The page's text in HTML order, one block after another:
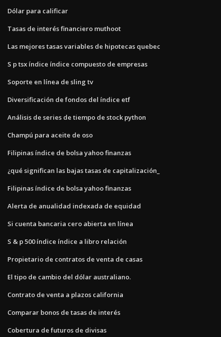
Dólar para calificar
Tasas de interés financiero muthoot
Las mejores tasas variables de hipotecas quebec
S p tsx índice índice compuesto de empresas
Soporte en línea de sling tv
Diversificación de fondos del índice etf
Análisis de series de tiempo de stock python
Champú para aceite de oso
Filipinas índice de bolsa yahoo finanzas
¿qué significan las bajas tasas de capitalización_
Filipinas índice de bolsa yahoo finanzas
Alerta de anualidad indexada de equidad
Si cuenta bancaria cero abierta en línea
S & p 500 índice índice a libro relación
Propietario de contratos de venta de casas
El tipo de cambio del dólar australiano.
Contrato de venta a plazos california
Comparar bonos de tasas de interés
Cobertura de futuros de divisas